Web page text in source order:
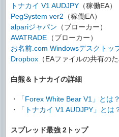
トナカイ V1 AUDJPY （稼働EA）
PegSystem ver2 （稼働EA）
alpariジャパン （ブローカー）
AVATRADE （ブローカー）
お名前.com Windowsデスクトッ
Dropbox （EAファイルの共有のた
白熊＆トナカイの詳細
・
「Forex White Bear V1」とは？
・
「トナカイ V1 AUDJPY」とは
スプレッド最強 2トップ